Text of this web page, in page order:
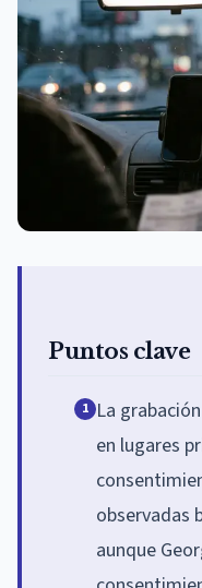
Puntos clave
1 La
en lugares
observadas
aunque